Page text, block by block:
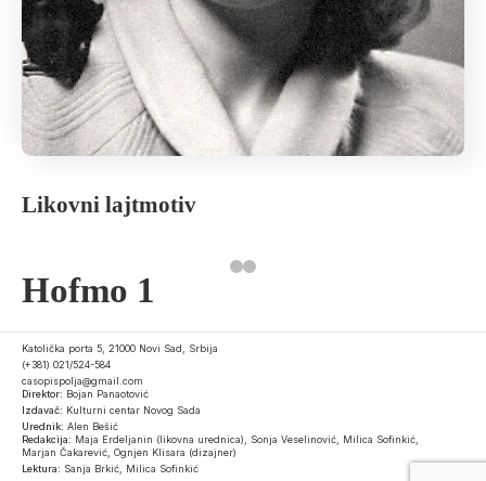
Likovni lajtmotiv
Hofmo 1
Katolička porta 5, 21000 Novi Sad, Srbija
(+381) 021/524-584
casopispolja@gmail.com
Direktor: Bojan Panaotović
Izdavač: Kulturni centar Novog Sada
Urednik: Alen Bešić
Redakcija: Maja Erdeljanin (likovna urednica), Sonja Veselinović, Milica Sofinkić,
Marjan Čakarević, Ognjen Klisara (dizajner)
Lektura: Sanja Brkić, Milica Sofinkić